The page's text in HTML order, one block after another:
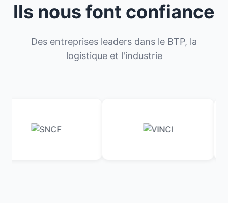
Ils nous font confiance
Des entreprises leaders dans le BTP, la
logistique et l'industrie